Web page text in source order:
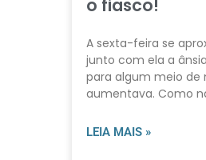
o fiasco!
A sexta-feira se
junto com ela a
para algum meio de
aumentava. Como
LEIA MAIS »